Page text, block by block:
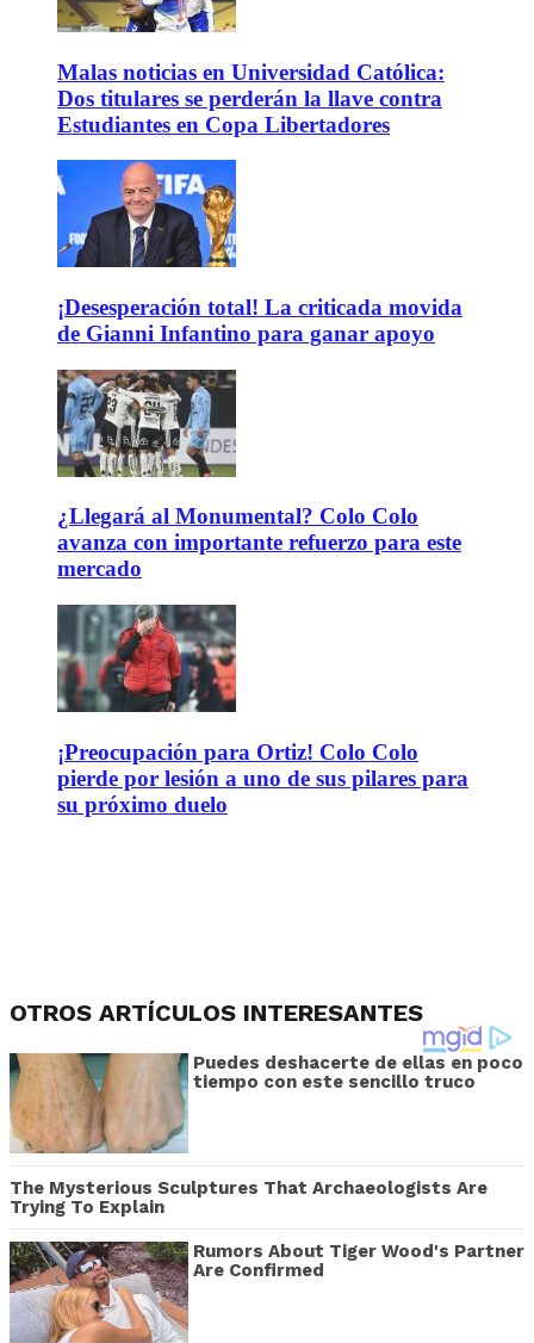
Malas noticias en Universidad Católica:
Dos titulares se perderán la llave contra
Estudiantes en Copa Libertadores
¡Desesperación total! La criticada movida
de Gianni Infantino para ganar apoyo
¿Llegará al Monumental? Colo Colo
avanza con importante refuerzo para este
mercado
¡Preocupación para Ortiz! Colo Colo
pierde por lesión a uno de sus pilares para
su próximo duelo
OTROS ARTÍCULOS INTERESANTES
Puedes deshacerte de ellas en poco
tiempo con este sencillo truco
The Mysterious Sculptures That Archaeologists Are
Trying To Explain
Rumors About Tiger Wood's Partner
Are Confirmed